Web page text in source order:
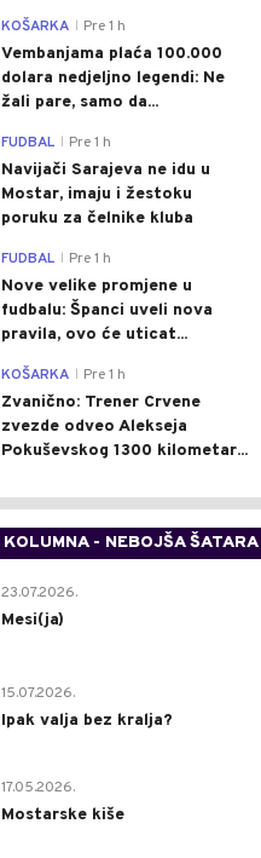
KOŠARKA Pre 1 h
Vembanjama plaća 100.000
dolara nedjeljno legendi: Ne
žali pare, samo da...
FUDBAL Pre 1 h
Navijači Sarajeva ne idu u
Mostar, imaju i žestoku
poruku za čelnike kluba
FUDBAL Pre 1 h
Nove velike promjene u
fudbalu: Španci uveli nova
pravila, ovo će uticat...
KOŠARKA Pre 1 h
Zvanično: Trener Crvene
zvezde odveo Alekseja
Pokuševskog 1300 kilometar...
KOLUMNA - NEBOJŠA ŠATARA
23.07.2026.
Mesi(ja)
15.07.2026.
Ipak valja bez kralja?
17.05.2026.
Mostarske kiše